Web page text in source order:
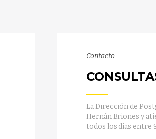
Contacto
La Dirección de
Hernán Briones y
todos los días entre